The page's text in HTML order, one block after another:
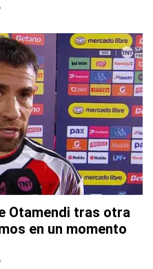
Otamendi tras otra
en un momento